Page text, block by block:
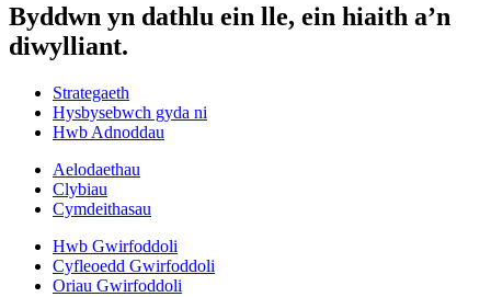
Byddwn yn dathlu ein lle, ein hiaith a’n
diwylliant.
Strategaeth
Hysbysebwch gyda ni
Hwb Adnoddau
Aelodaethau
Clybiau
Cymdeithasau
Hwb Gwirfoddoli
Cyfleoedd Gwirfoddoli
Oriau Gwirfoddoli